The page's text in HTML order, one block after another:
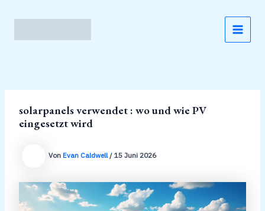
Inhalt
solarpanels verwendet : wo und wie PV
eingesetzt wird
Von Evan Caldwell / 15 Juni 2026